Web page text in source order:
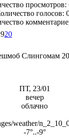
просмотров:
голосов:
20
Слингомам
ПТ, 23/01
вечер
облачно
-7°..-9°